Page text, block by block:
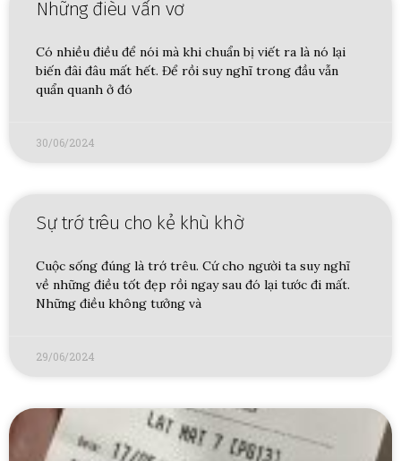
Những đièu vẩn vơ
Có nhiều điều để nói mà khi chuẩn bị viết ra là nó lại
biến đâi đâu mất hết. Để rồi suy nghĩ trong đầu vẫn
quẩn quanh ở đó
30/06/2024
Sự trớ trêu cho kẻ khù khờ
Cuộc sống đúng là trớ trêu. Cứ cho người ta suy nghĩ
về những điều tốt đẹp rồi ngay sau đó lại tước đi mất.
Những điều không tưởng và
29/06/2024